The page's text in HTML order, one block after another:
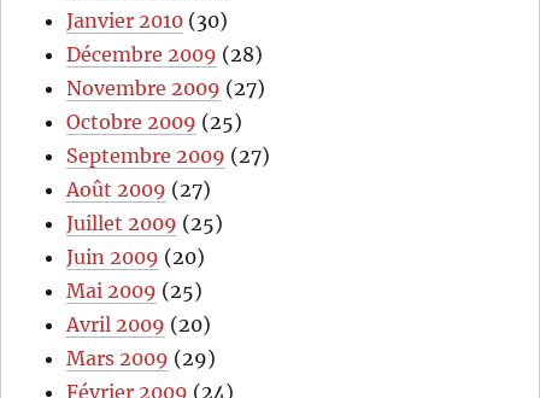
Janvier 2010 (30)
Décembre 2009 (28)
Novembre 2009 (27)
Octobre 2009 (25)
Septembre 2009 (27)
Août 2009 (27)
Juillet 2009 (25)
Juin 2009 (20)
Mai 2009 (25)
Avril 2009 (20)
Mars 2009 (29)
Février 2009 (24)